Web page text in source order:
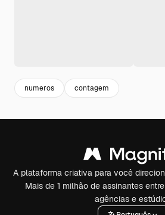
numeros contagem
A plataforma criativa para você
Mais de 1 milhão de assinantes
agências e